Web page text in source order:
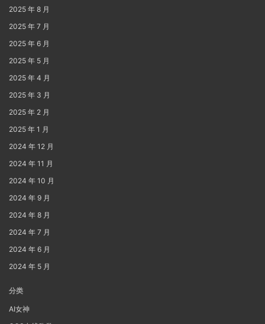
2025 年 8 月
2025 年 7 月
2025 年 6 月
2025 年 5 月
2025 年 4 月
2025 年 3 月
2025 年 2 月
2025 年 1 月
2024 年 12 月
2024 年 11 月
2024 年 10 月
2024 年 9 月
2024 年 8 月
2024 年 7 月
2024 年 6 月
2024 年 5 月
分类
AI女神